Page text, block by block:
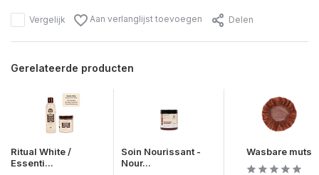
Vergelijk Aan verlanglijst toevoegen Delen
Gerelateerde producten
Ritual White /
Essenti...
Soin Nourissant -
Nour...
Wasbare muts